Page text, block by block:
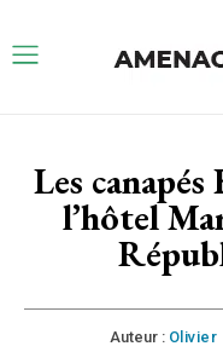
Les
l’hôtel
Auteur : Olivier